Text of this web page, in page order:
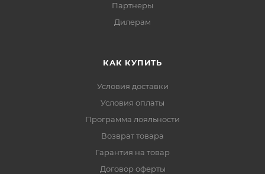
Партнеры
Дилерам
КАК КУПИТЬ
Условия доставки
Условия оплаты
Программа лояльности
Возврат товара
Гарантия на товар
Договор оферты